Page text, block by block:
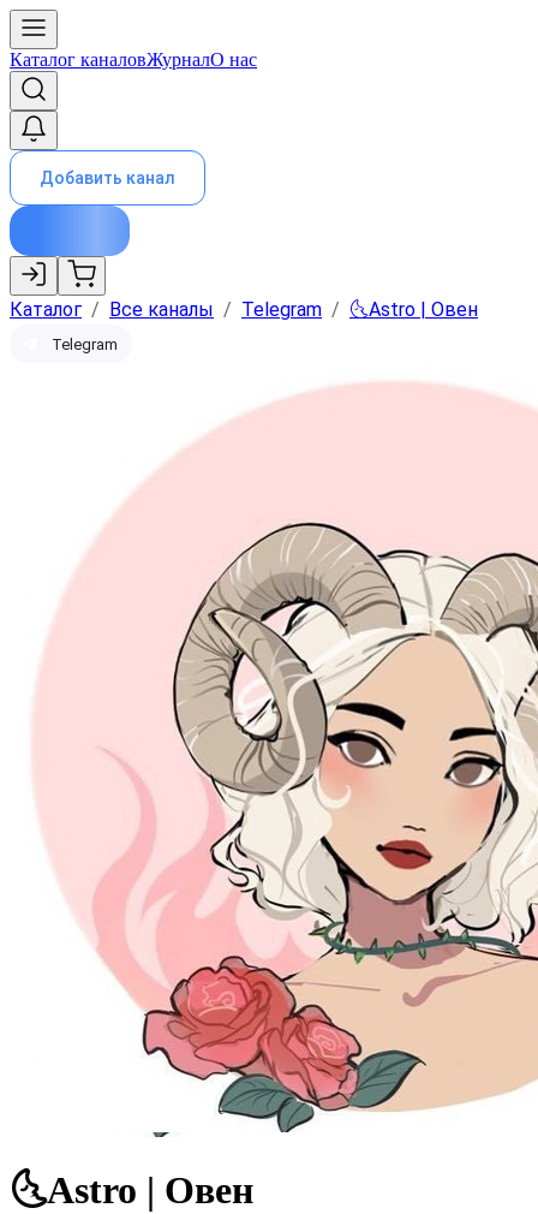
Каталог каналовЖурналО нас
Добавить канал
Каталог / Все каналы / Telegram / 🌜Astro | Овен
Telegram
🌜Astro | Овен